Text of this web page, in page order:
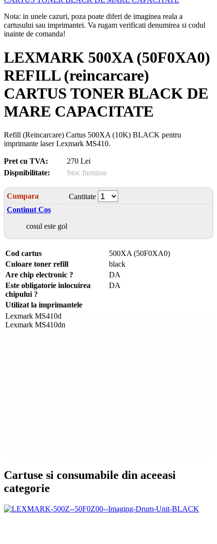
Nota: in unele cazuri, poza poate diferi de imaginea reala a
cartusului sau imprimantei. Va rugam verificati denumirea si codul
inainte de comanda!
LEXMARK 500XA (50F0XA0)
REFILL (reincarcare)
CARTUS TONER BLACK DE
MARE CAPACITATE
Refill (Reincarcare) Cartus 500XA (10K) BLACK pentru
imprimante laser Lexmark MS410.
Pret cu TVA:
270 Lei
Dispnibilitate:
Stoc furnizor
Cumpara
Cantitate
Continut Cos
cosul este gol
Cod cartus
500XA (50F0XA0)
Culoare toner refill
black
Are chip electronic ?
DA
Este obligatorie inlocuirea
chipului ?
DA
Utilizat la imprimantele
Lexmark MS410d
Lexmark MS410dn
Cartuse si consumabile din aceeasi
categorie